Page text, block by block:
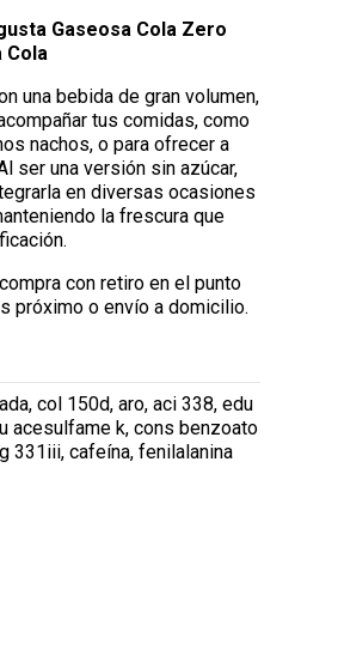
Gaseosa Cola Zero
Cola
una bebida de gran volumen,
tus comidas, como
nachos, o para ofrecer a
ser una versión sin azúcar,
en diversas ocasiones
la frescura que
con retiro en el punto
próximo o envío a domicilio.
col 150d, aro, aci 338, edu
acesulfame k, cons benzoato
331iii, cafeína, fenilalanina